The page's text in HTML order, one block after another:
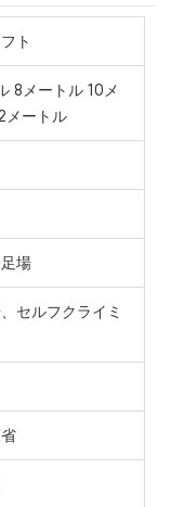
ト
8メートル 10メ
メートル
場
セルフクライミ